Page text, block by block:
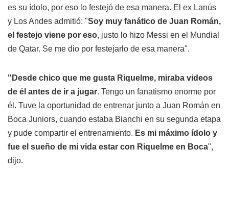
es su ídolo, por eso lo festejó de esa manera. El ex Lanús
y Los Andes admitió: "Soy muy fanático de Juan Román,
el festejo viene por eso, justo lo hizo Messi en el Mundial
de Qatar. Se me dio por festejarlo de esa manera".
"Desde chico que me gusta Riquelme, miraba videos
de él antes de ir a jugar. Tengo un fanatismo enorme por
él. Tuve la oportunidad de entrenar junto a Juan Román en
Boca Juniors, cuando estaba Bianchi en su segunda etapa
y pude compartir el entrenamiento. Es mi máximo ídolo y
fue el sueño de mi vida estar con Riquelme en Boca",
dijo.